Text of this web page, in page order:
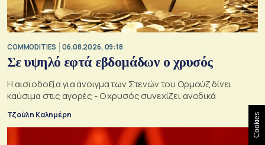
COMMODITIES 06.08.2026, 09:18
Σε υψηλό εφτά εβδομάδων ο χρυσός
Η αισιοδοξία για άνοιγμα των Στενών του Ορμούζ δίνει
καύσιμα στις αγορές - Ο χρυσός συνεχίζει ανοδικά
Τζούλη Καλημέρη Cookies